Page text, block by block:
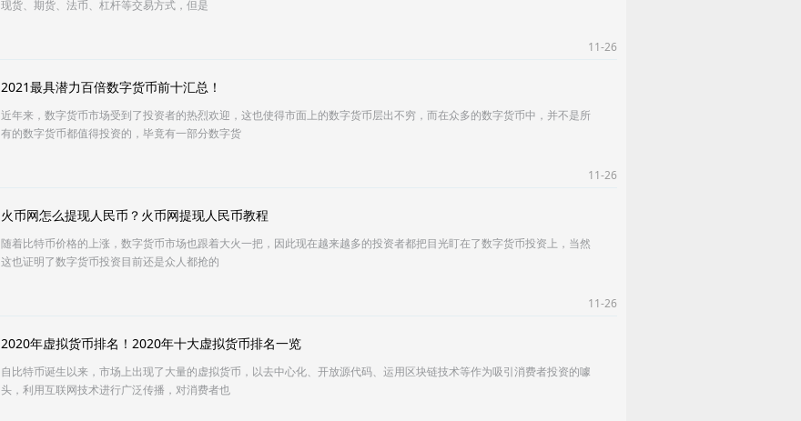
现货、期货、法币、杠杆等交易方式，但是
11-26
2021最具潜力百倍数字货币前十汇总！
近年来，数字货币市场受到了投资者的热烈欢迎，这也使得市面上的数字货币层出不穷，而在众多的数字货币中，并不是所
有的数字货币都值得投资的，毕竟有一部分数字货
11-26
火币网怎么提现人民币？火币网提现人民币教程
随着比特币价格的上涨，数字货币市场也跟着大火一把，因此现在越来越多的投资者都把目光盯在了数字货币投资上，当然
这也证明了数字货币投资目前还是众人都抢的
11-26
2020年虚拟货币排名！2020年十大虚拟货币排名一览
自比特币诞生以来，市场上出现了大量的虚拟货币，以去中心化、开放源代码、运用区块链技术等作为吸引消费者投资的噱
头，利用互联网技术进行广泛传播，对消费者也